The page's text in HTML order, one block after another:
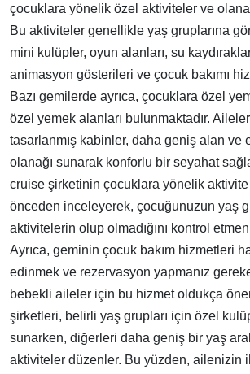
çocuklara yönelik özel aktiviteler ve
Bu aktiviteler genellikle yaş gruplarına
mini kulüpler, oyun alanları, su
animasyon gösterileri ve çocuk bakımı
Bazı gemilerde ayrıca, çocuklara özel
özel yemek alanları bulunmaktadır.
tasarlanmış kabinler, daha geniş alan ve
olanağı sunarak konforlu bir seyahat
cruise şirketinin çocuklara yönelik aktivite
önceden inceleyerek, çocuğunuzun yaş
aktivitelerin olup olmadığını kontrol
Ayrıca, geminin çocuk bakım hizmetleri
edinmek ve rezervasyon yapmanız
bebekli aileler için bu hizmet oldukça
şirketleri, belirli yaş grupları için özel
sunarken, diğerleri daha geniş bir yaş
aktiviteler düzenler. Bu yüzden, ailenizin